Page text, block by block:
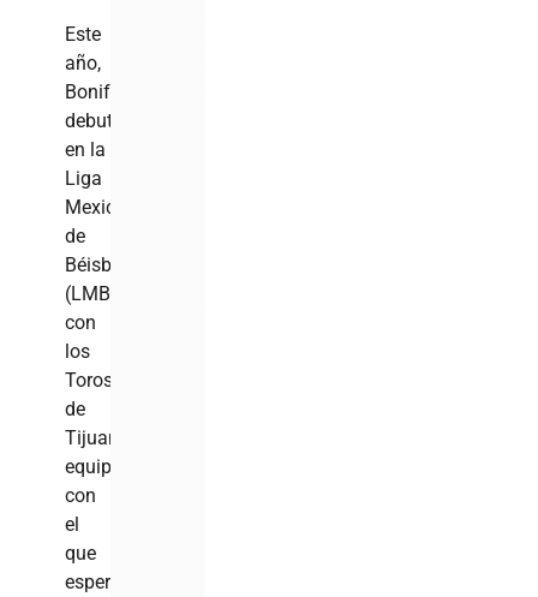
Este
año,
Bonifacio
debutará
en la
Liga
Mexicana
de
Béisbol
(LMB)
con
los
Toros
de
Tijuana,
equipo
con
el
que
espera